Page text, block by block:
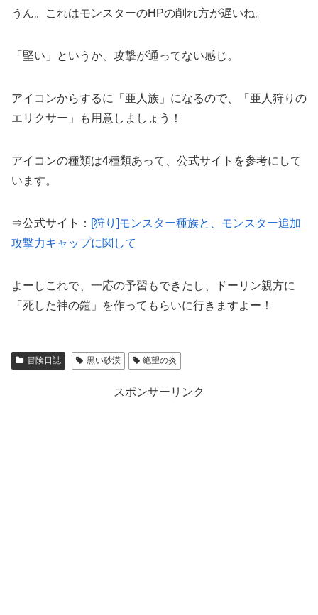
うん。これはモンスターのHPの削れ方が遅いね。
「堅い」というか、攻撃が通ってない感じ。
アイコンからするに「亜人族」になるので、「亜人狩りの
エリクサー」も用意しましょう！
アイコンの種類は4種類あって、公式サイトを参考にして
います。
⇒公式サイト： [狩り]モンスター種族と、モンスター追加
攻撃力キャップに関して
よーしこれで、一応の予習もできたし、ドーリン親方に
「死した神の鎧」を作ってもらいに行きますよー！
冒険日誌 黒い砂漠 絶望の炎
スポンサーリンク